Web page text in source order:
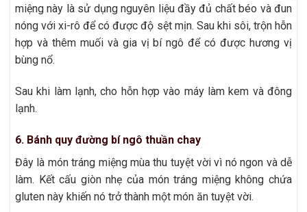
miệng này là sử dụng nguyên liệu đầy đủ chất béo và đun
nóng với xi-rô để có được độ sệt mịn. Sau khi sôi, trộn hỗn
hợp và thêm muối và gia vị bí ngô để có được hương vị
bùng nổ.
Sau khi làm lạnh, cho hỗn hợp vào máy làm kem và đông
lạnh.
6. Bánh quy đường bí ngô thuần chay
Đây là món tráng miệng mùa thu tuyệt vời vì nó ngon và dễ
làm. Kết cấu giòn nhẹ của món tráng miệng không chứa
gluten này khiến nó trở thành một món ăn tuyệt vời.